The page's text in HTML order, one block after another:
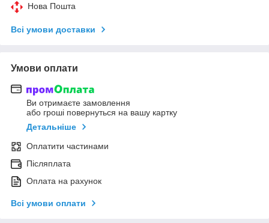
Нова Пошта
Всі умови доставки
Умови оплати
Ви отримаєте замовлення
або гроші повернуться на вашу картку
Детальніше
Оплатити частинами
Післяплата
Оплата на рахунок
Всі умови оплати